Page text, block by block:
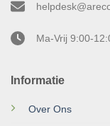
Informatie
Over Ons
Ma-Vrij 9:00-